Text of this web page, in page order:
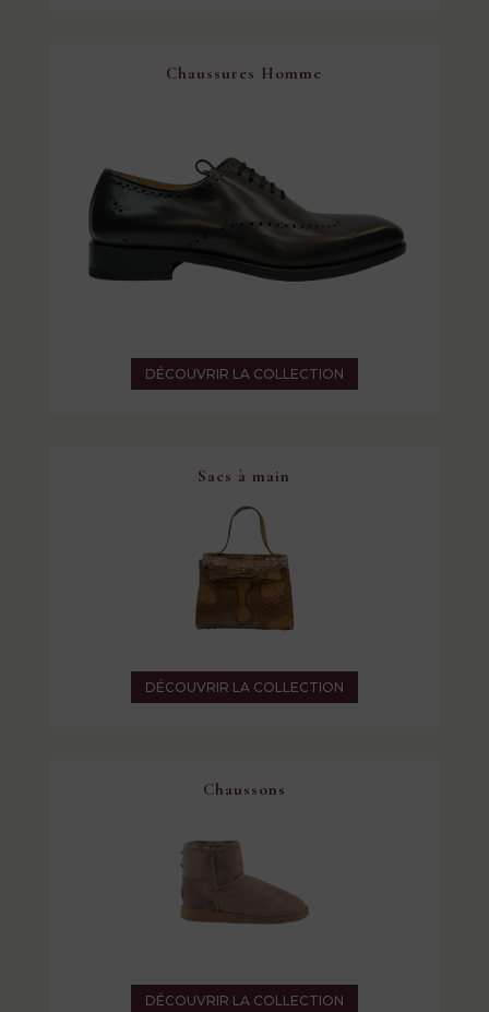
Chaussures Homme
DÉCOUVRIR LA COLLECTION
Sacs à main
DÉCOUVRIR LA COLLECTION
Chaussons
DÉCOUVRIR LA COLLECTION